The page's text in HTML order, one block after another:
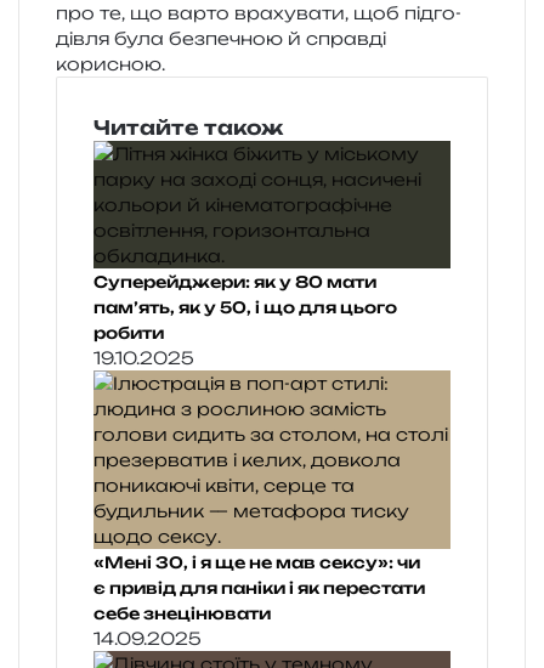
про те, що варто вра­ху­ва­ти, щоб під­го­
дів­ля була без­пе­чною й справ­ді
корисною.
Читайте також
Суперейджери: як у 80 мати
пам’ять, як у 50, і що для цього
робити
19.10.2025
«Мені 30, і я ще не мав сексу»: чи
є привід для паніки і як перестати
себе знецінювати
14.09.2025